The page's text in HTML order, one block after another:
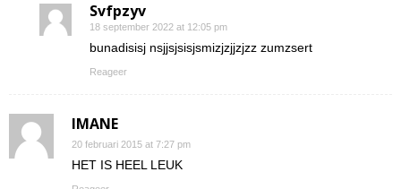
Svfpzyv
18 september 2022 at 12:05 pm
bunadisisj nsjjsjsisjsmizjzjjzjzz zumzsert
Reageer
IMANE
20 februari 2015 at 7:27 pm
HET IS HEEL LEUK